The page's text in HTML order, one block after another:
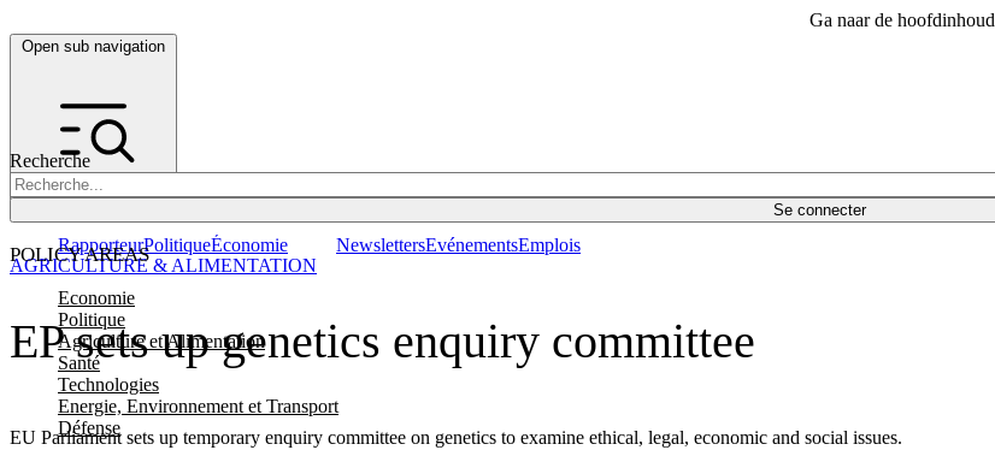
Ga naar de hoofdinhoud
Open sub navigation
Recherche
Se connecter
POLICY AREAS
Economie
Politique
Agriculture et Alimentation
Santé
Technologies
Energie, Environnement et Transport
Défense
RapporteurPolitiqueÉconomie NewslettersEvénementsEmplois
EP sets up genetics enquiry committee
EU Parliament sets up temporary enquiry committee on genetics to examine ethical, legal, economic and social issues.
AGRICULTURE & ALIMENTATION